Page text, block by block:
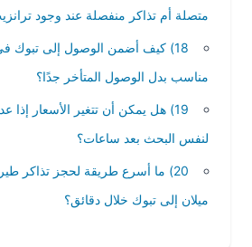
متصلة أم تذاكر منفصلة عند وجود ترانزيت؟
18) كيف أضمن الوصول إلى تبوك في وقت
مناسب بدل الوصول المتأخر جدًا؟
19) هل يمكن أن تتغير الأسعار إذا عدت
لنفس البحث بعد ساعات؟
20) ما أسرع طريقة لحجز تذاكر طيران من
ميلان إلى تبوك خلال دقائق؟